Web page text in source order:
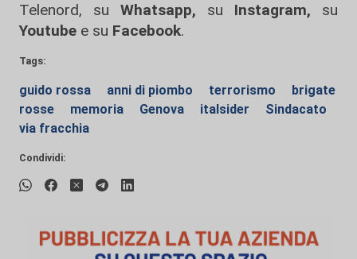
Telenord, su
Whatsapp, su Instagram, su
Youtube e su Facebook.
Tags:
guido rossa anni di piombo terrorismo
brigate
rosse
memoria Genova italsider
Sindacato
via fracchia
Condividi: